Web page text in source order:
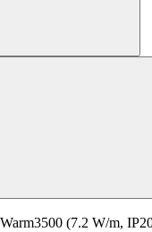
(7.2 W/m,